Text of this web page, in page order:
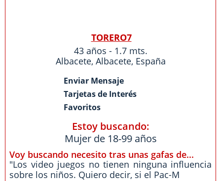
TORERO7
43 años - 1.7 mts.
Albacete, Albacete, España
Enviar Mensaje
Tarjetas de Interés
Favoritos
Estoy buscando:
Mujer de 18-99 años
Voy buscando necesito tras unas gafas de...
"Los video juegos no tienen ninguna influencia
sobre los niños. Quiero decir, si el Pac-M